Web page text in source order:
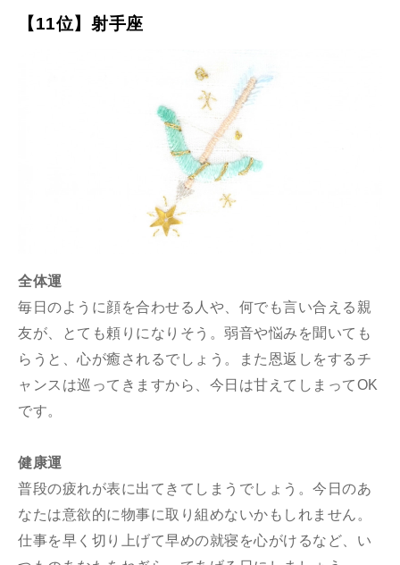
【11位】射手座
全体運
毎日のように顔を合わせる人や、何でも言い合える親
友が、とても頼りになりそう。弱音や悩みを聞いても
らうと、心が癒されるでしょう。また恩返しをするチ
ャンスは巡ってきますから、今日は甘えてしまってOK
です。
健康運
普段の疲れが表に出てきてしまうでしょう。今日のあ
なたは意欲的に物事に取り組めないかもしれません。
仕事を早く切り上げて早めの就寝を心がけるなど、い